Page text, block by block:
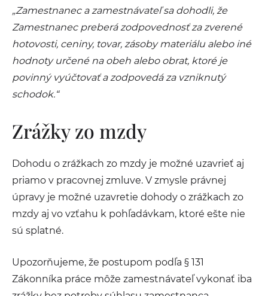
„Zamestnanec a zamestnávateľ sa dohodli, že
Zamestnanec preberá zodpovednosť za zverené
hotovosti, ceniny, tovar, zásoby materiálu alebo iné
hodnoty určené na obeh alebo obrat, ktoré je
povinný vyúčtovať a zodpovedá za vzniknutý
schodok.“
Zrážky zo mzdy
Dohodu o zrážkach zo mzdy je možné uzavrieť aj
priamo v pracovnej zmluve. V zmysle právnej
úpravy je možné uzavretie dohody o zrážkach zo
mzdy aj vo vzťahu k pohľadávkam, ktoré ešte nie
sú splatné.
Upozorňujeme, že postupom podľa § 131
Zákonníka práce môže zamestnávateľ vykonať iba